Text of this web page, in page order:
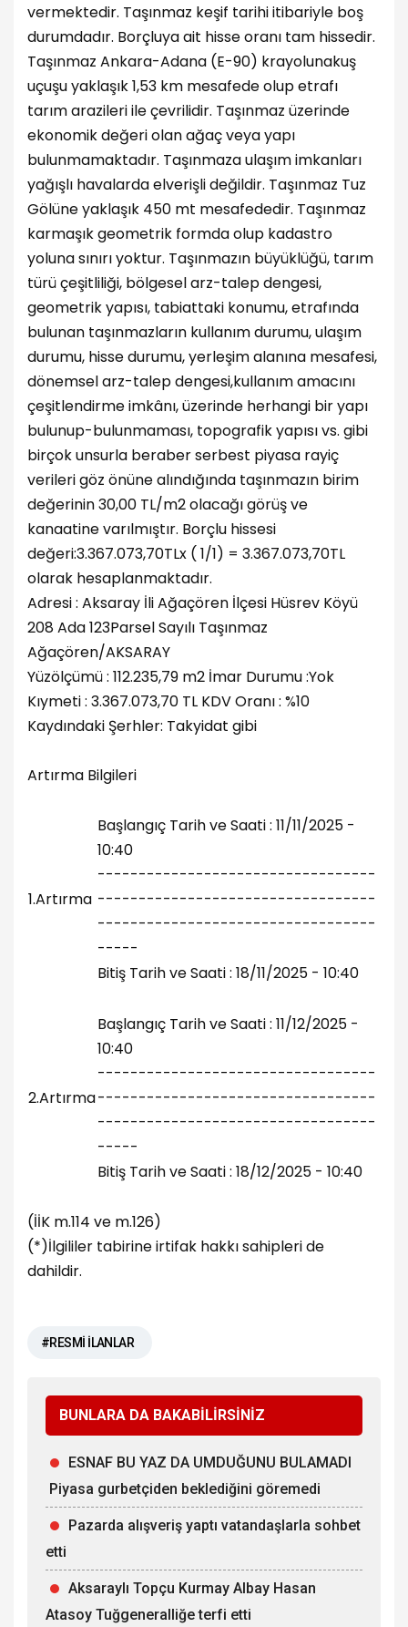
vermektedir. Taşınmaz keşif tarihi itibariyle boş
durumdadır. Borçluya ait hisse oranı tam hissedir.
Taşınmaz Ankara-Adana (E-90) krayolunakuş
uçuşu yaklaşık 1,53 km mesafede olup etrafı
tarım arazileri ile çevrilidir. Taşınmaz üzerinde
ekonomik değeri olan ağaç veya yapı
bulunmamaktadır. Taşınmaza ulaşım imkanları
yağışlı havalarda elverişli değildir. Taşınmaz Tuz
Gölüne yaklaşık 450 mt mesafededir. Taşınmaz
karmaşık geometrik formda olup kadastro
yoluna sınırı yoktur. Taşınmazın büyüklüğü, tarım
türü çeşitliliği, bölgesel arz-talep dengesi,
geometrik yapısı, tabiattaki konumu, etrafında
bulunan taşınmazların kullanım durumu, ulaşım
durumu, hisse durumu, yerleşim alanına mesafesi,
dönemsel arz-talep dengesi,kullanım amacını
çeşitlendirme imkânı, üzerinde herhangi bir yapı
bulunup-bulunmaması, topografik yapısı vs. gibi
birçok unsurla beraber serbest piyasa rayiç
verileri göz önüne alındığında taşınmazın birim
değerinin 30,00 TL/m2 olacağı görüş ve
kanaatine varılmıştır. Borçlu hissesi
değeri:3.367.073,70TLx ( 1/1) = 3.367.073,70TL
olarak hesaplanmaktadır.
Adresi : Aksaray İli Ağaçören İlçesi Hüsrev Köyü
208 Ada 123Parsel Sayılı Taşınmaz
Ağaçören/AKSARAY
Yüzölçümü : 112.235,79 m2 İmar Durumu :Yok
Kıymeti : 3.367.073,70 TL KDV Oranı : %10
Kaydındaki Şerhler: Takyidat gibi
Artırma Bilgileri
1.Artırma
Başlangıç Tarih ve Saati : 11/11/2025 -
10:40
----------------------------------
----------------------------------
----------------------------------
-----
Bitiş Tarih ve Saati : 18/11/2025 - 10:40
2.Artırma
Başlangıç Tarih ve Saati : 11/12/2025 -
10:40
----------------------------------
----------------------------------
----------------------------------
-----
Bitiş Tarih ve Saati : 18/12/2025 - 10:40
(İİK m.114 ve m.126)
(*)İlgililer tabirine irtifak hakkı sahipleri de
dahildir.
#RESMİ İLANLAR
BUNLARA DA BAKABİLİRSİNİZ
ESNAF BU YAZ DA UMDUĞUNU BULAMADI
Piyasa gurbetçiden beklediğini göremedi
Pazarda alışveriş yaptı vatandaşlarla sohbet
etti
Aksaraylı Topçu Kurmay Albay Hasan
Atasoy Tuğgeneralliğe terfi etti